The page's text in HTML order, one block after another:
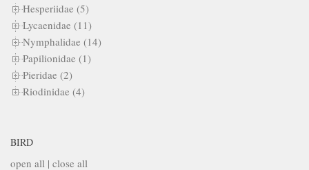
Hesperiidae (5)
Lycaenidae (11)
Nymphalidae (14)
Papilionidae (1)
Pieridae (2)
Riodinidae (4)
BIRD
open all | close all